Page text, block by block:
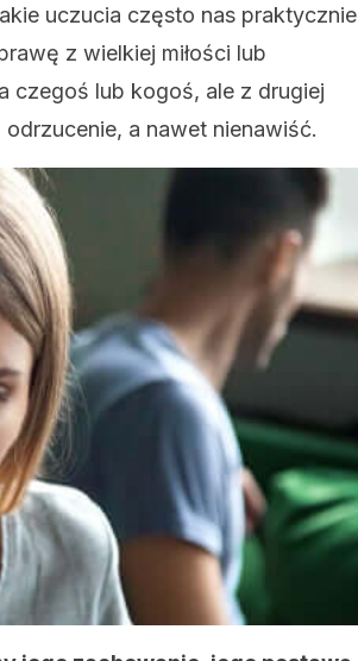
uczucia często nas praktycznie
z wielkiej miłości lub
czegoś lub kogoś, ale z drugiej
a nawet nienawiść.